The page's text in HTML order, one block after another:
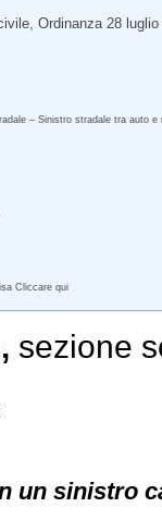
Ordinanza 28 luglio
– Sinistro stradale tra auto
Cliccare qui
sezione
un sinistro